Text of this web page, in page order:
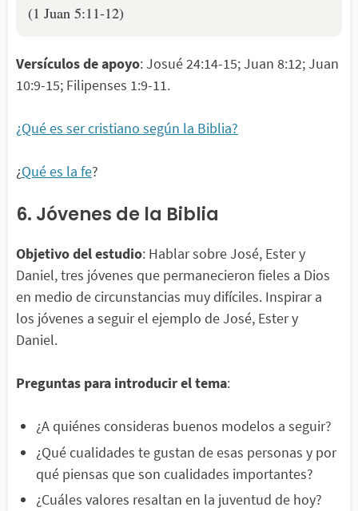
(1 Juan 5:11-12)
Versículos de apoyo: Josué 24:14-15; Juan 8:12; Juan
10:9-15; Filipenses 1:9-11.
¿Qué es ser cristiano según la Biblia?
¿Qué es la fe?
6. Jóvenes de la Biblia
Objetivo del estudio: Hablar sobre José, Ester y
Daniel, tres jóvenes que permanecieron fieles a Dios
en medio de circunstancias muy difíciles. Inspirar a
los jóvenes a seguir el ejemplo de José, Ester y
Daniel.
Preguntas para introducir el tema:
¿A quiénes consideras buenos modelos a seguir?
¿Qué cualidades te gustan de esas personas y por
qué piensas que son cualidades importantes?
¿Cuáles valores resaltan en la juventud de hoy?